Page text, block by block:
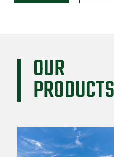
OUR
PRODUCTS